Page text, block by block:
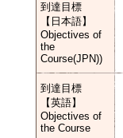
到達目標
【日本語】
Objectives of
the
Course(JPN))
到達目標
【英語】
Objectives of
the Course